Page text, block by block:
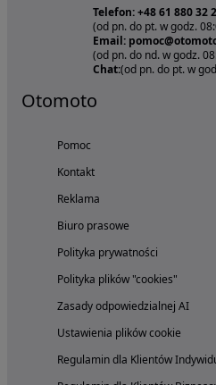
Telefon: +48 61 880 32
(od pn. do pt. w godz.
Email:
(od pn. do nd. w godz.
Chat:(od pn. do pt. w
Otomoto
Pomoc
Kontakt
Reklama
Biuro prasowe
Polityka prywatności
Polityka plików "cookies"
Zasady odpowiedzialnej AI
Ustawienia plików cookie
Regulamin dla Klientów